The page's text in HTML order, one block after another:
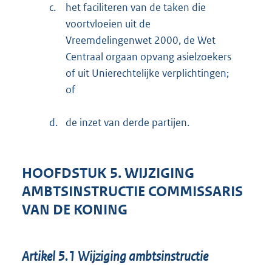
c.
het faciliteren van de taken die
voortvloeien uit de
Vreemdelingenwet 2000, de Wet
Centraal orgaan opvang asielzoekers
of uit Unierechtelijke verplichtingen;
of
d. de inzet van derde partijen.
HOOFDSTUK 5. WIJZIGING
AMBTSINSTRUCTIE COMMISSARIS
VAN DE KONING
Artikel 5.1 Wijziging ambtsinstructie